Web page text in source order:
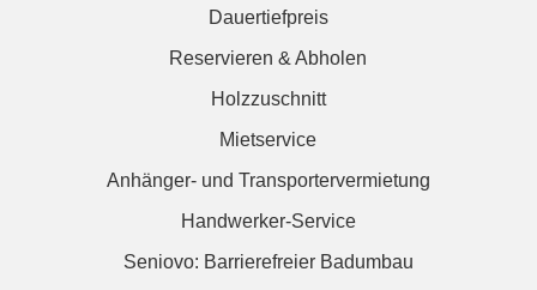
Dauertiefpreis
Reservieren & Abholen
Holzzuschnitt
Mietservice
Anhänger- und Transportervermietung
Handwerker-Service
Seniovo: Barrierefreier Badumbau